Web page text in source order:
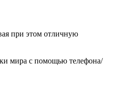
при этом отличную
мира с помощью телефона/